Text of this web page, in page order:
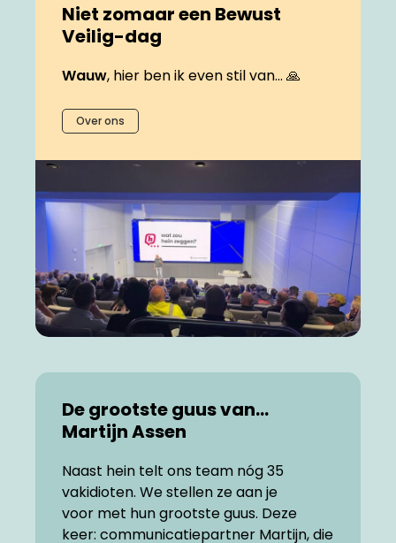
Niet zomaar een Bewust
Veilig-dag
Wauw, hier ben ik even stil van... 🙏
Over ons
De grootste guus van…
Martijn Assen
Naast hein telt ons team nóg 35
vakidioten. We stellen ze aan je
voor met hun grootste guus. Deze
keer: communicatiepartner Martijn, die